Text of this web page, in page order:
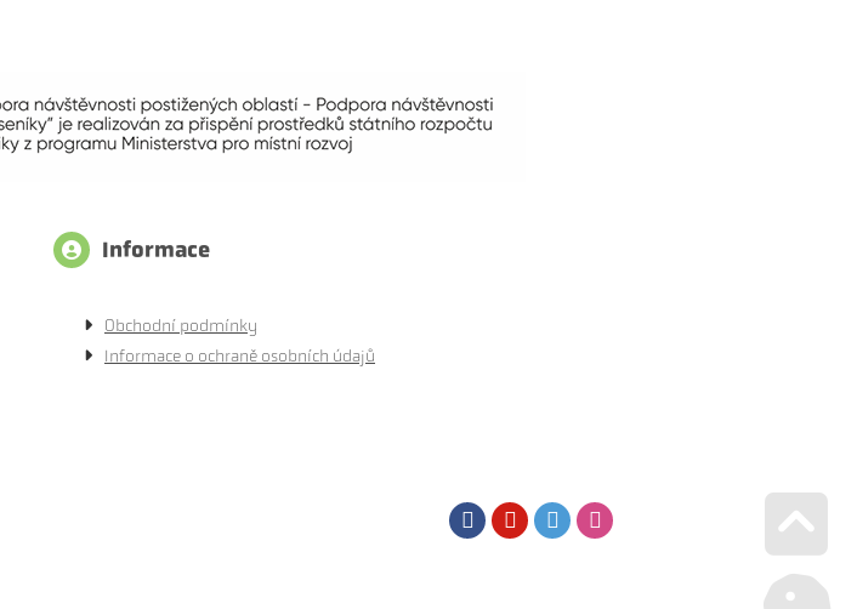
Informace
Obchodní podmínky
Informace o ochraně osobních údajů
FacebookYoutubeTwitter
Go